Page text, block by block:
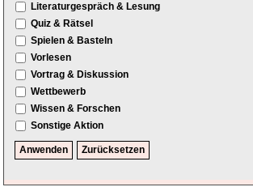
Literaturgespräch & Lesung
Quiz & Rätsel
Spielen & Basteln
Vorlesen
Vortrag & Diskussion
Wettbewerb
Wissen & Forschen
Sonstige Aktion